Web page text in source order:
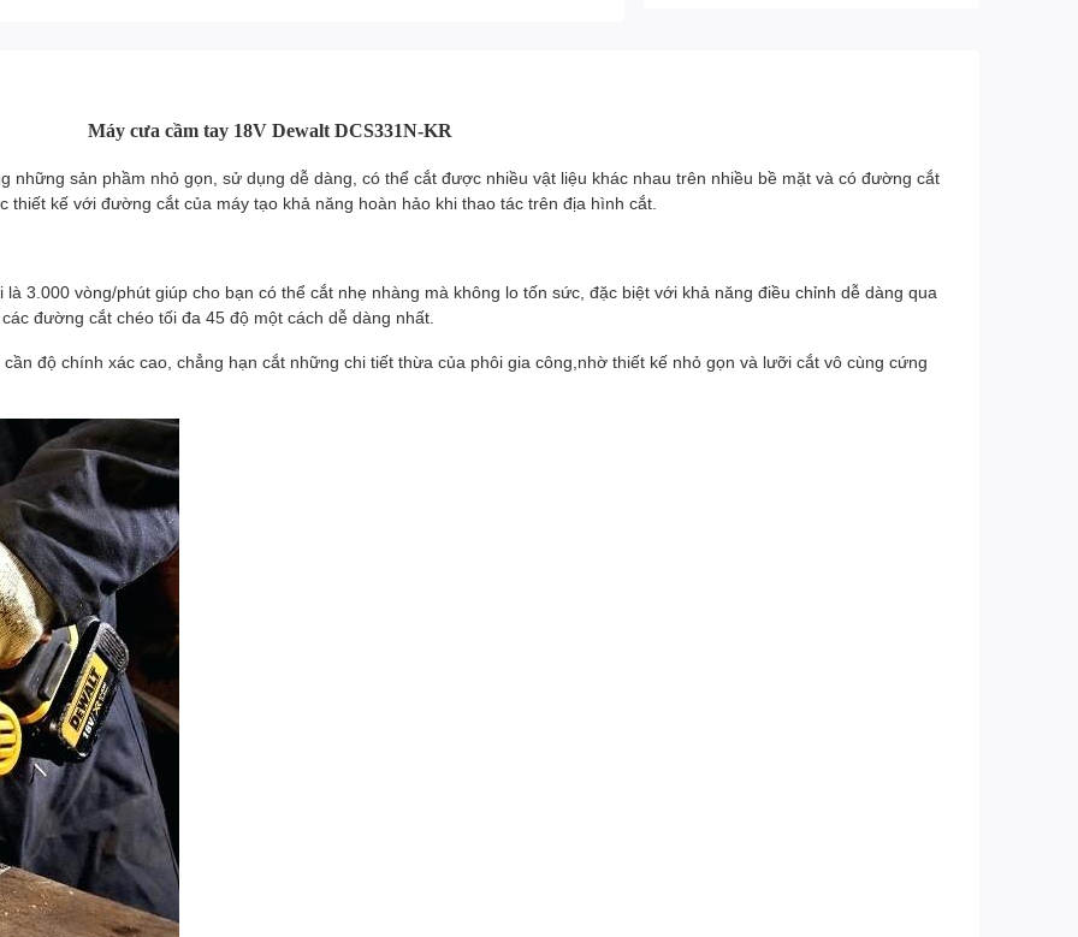
Máy cưa cầm tay 18V Dewalt DCS331N-KR
những sản phầm nhỏ gọn, sử dụng dễ dàng, có thể cắt được nhiều vật liệu khác nhau trên nhiều bề mặt và có đường cắt
kế với đường cắt của máy tạo khả năng hoàn hảo khi thao tác trên địa hình cắt.
3.000 vòng/phút giúp cho bạn có thể cắt nhẹ nhàng mà không lo tốn sức, đặc biệt với khả năng điều chỉnh dễ dàng qua
đường cắt chéo tối đa 45 độ một cách dễ dàng nhất.
độ chính xác cao, chẳng hạn cắt những chi tiết thừa của phôi gia công,nhờ thiết kế nhỏ gọn và lưỡi cắt vô cùng cứng